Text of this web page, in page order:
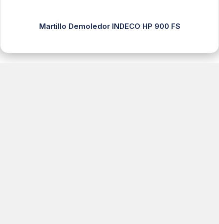
Martillo Demoledor INDECO HP 900 FS